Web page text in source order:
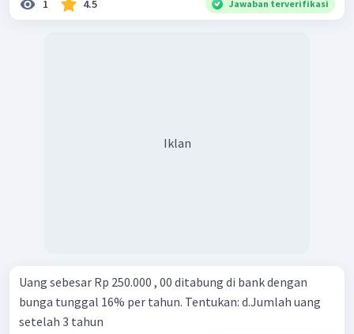
1 4.5 Jawaban terverifikasi
Iklan
Uang sebesar Rp 250.000 , 00 ditabung di bank dengan
bunga tunggal 16% per tahun. Tentukan: d.Jumlah uang
setelah 3 tahun